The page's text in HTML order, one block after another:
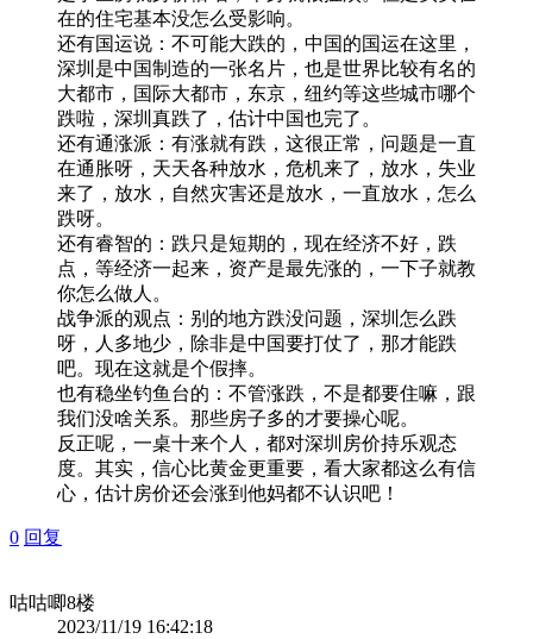
在的住宅基本没怎么受影响。
还有国运说：不可能大跌的，中国的国运在这里，
深圳是中国制造的一张名片，也是世界比较有名的
大都市，国际大都市，东京，纽约等这些城市哪个
跌啦，深圳真跌了，估计中国也完了。
还有通涨派：有涨就有跌，这很正常，问题是一直
在通胀呀，天天各种放水，危机来了，放水，失业
来了，放水，自然灾害还是放水，一直放水，怎么
跌呀。
还有睿智的：跌只是短期的，现在经济不好，跌
点，等经济一起来，资产是最先涨的，一下子就教
你怎么做人。
战争派的观点：别的地方跌没问题，深圳怎么跌
呀，人多地少，除非是中国要打仗了，那才能跌
吧。现在这就是个假摔。
也有稳坐钓鱼台的：不管涨跌，不是都要住嘛，跟
我们没啥关系。那些房子多的才要操心呢。
反正呢，一桌十来个人，都对深圳房价持乐观态
度。其实，信心比黄金更重要，看大家都这么有信
心，估计房价还会涨到他妈都不认识吧！
0 回复
咕咕唧8楼
2023/11/19 16:42:18